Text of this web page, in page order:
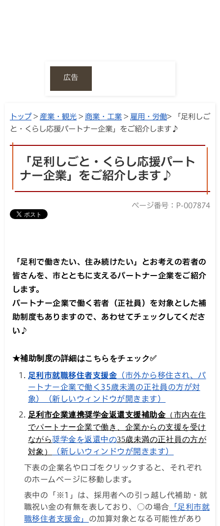
広告
トップ> 産業・観光 > 商業・工業 > 雇用・労働> 「足利しご
と・くらし応援パートナー企業」をご紹介します♪
「足利しごと・くらし応援パート
ナー企業」をご紹介します♪
ページ番号：P-007874
「足利で働きたい、住み続けたい」とお考えの若者の
皆さんを、市とともに支えるパートナー企業をご紹介
します。
パートナー企業で働く若者（正社員）を対象とした補
助制度もありますので、あわせてチェックしてくださ
い♪
★補助制度の詳細はこちらをチェック✅
足利市就職移住者支援金 （市外から移住され、パ
ートナー企業で働く35歳未満の正社員の方が対
象）（新しいウィンドウが開きます）
足利市企業連携奨学金返還支援補助金 （市内在住
でパートナー企業で働き、企業からの支援を受け
ながら奨学金を返還中の35歳未満の正社員の方が
対象）
（新しいウィンドウが開きます）
下表の企業名やロゴをクリックすると、それぞれ
のホームページに移動します。
表中の「※1」は、採用者への引っ越し代補助・就
職祝い金の有無を表しており、○の場合 「足利市就
職移住者支援金」 の加算対象となる可能性があり